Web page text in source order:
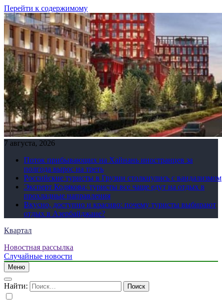
Перейти к содержимому
7 августа, 2026
Поток прибывающих на Хайнань иностранцев за
полгода вырос на треть
Российские туристы в Грузии столкнулись с вандализмом
Эксперт Кодякова: туристы все чаще едут на отдых в
прохладные направления
Вкусно, доступно и красиво: почему туристы выбирают
отдых в Азербайджане?
Квартал
Новостная рассылка
Случайные новости
Меню
Найти: